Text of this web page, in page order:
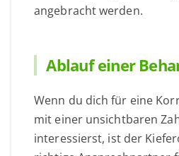
angebracht werden.
Ablauf einer
Wenn du dich für eine
mit einer unsichtbaren
interessierst, ist der